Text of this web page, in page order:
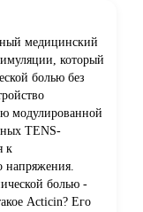
медицинский
который
болью без
модулированной
TENS-
к
напряжения.
болью -
Acticin? Его